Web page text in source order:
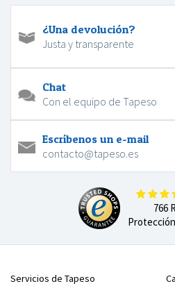
¿Una devolución?
Justa y transparente
Chat
Con el equipo de Tapeso
Escríbenos un e-mail
contacto@tapeso.es
766
Servicios de Tapeso